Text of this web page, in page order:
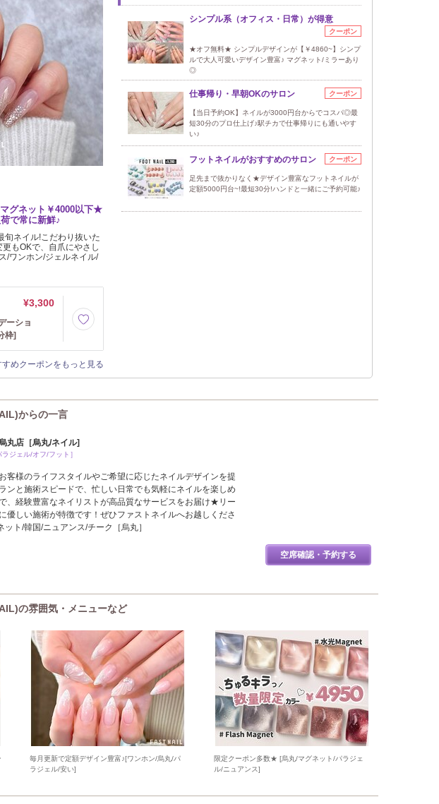
マグネット￥4000以下★
で常に新鮮♪
旬ネイル!こだわり抜いた
もOKで、自爪にやさし
/ワンホン/ジェルネイル/
¥3,300
ーショ
枠]
すめクーポンをもっと見る
シンプル系（オフィス・日常）が得意
クーポン
★オフ無料★ シンプルデザインが【￥4860~】シンプ
ルで大人可愛いデザイン豊富♪ マグネット/ミラーあり
◎
仕事帰り・早朝OKのサロン クーポン
【当日予約OK】ネイルが3000円台からでコスパ◎最
短30分のプロ仕上げ♪駅チカで仕事帰りにも通いやす
い♪
フットネイルがおすすめのサロン クーポン
足先まで抜かりなく★デザイン豊富なフットネイルが
定額5000円台~!最短30分!ハンドと一緒にご予約可能♪
からの一言
丸店［烏丸/ネイル]
ジェル/オフ/フット］
客様のライフスタイルやご希望に応じたネイルデザインを提
ンと施術スピードで、忙しい日常でも気軽にネイルを楽しめ
、経験豊富なネイリストが高品質なサービスをお届け★リー
優しい施術が特徴です！ぜひファストネイルへお越しくださ
ット/韓国/ニュアンス/チーク［烏丸］
空席確認・予約する
の雰囲気・メニューなど
毎月更新で定額デザイン豊富♪[ワンホン/烏丸/パ
ラジェル/安い]
限定クーポン多数★ [烏丸/マグネット/パラジェ
ル/ニュアンス]